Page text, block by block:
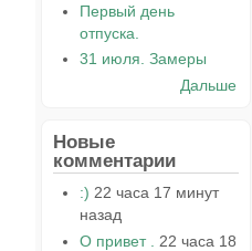
Первый день
отпуска.
31 июля. Замеры
Дальше
Новые
комментарии
:) 22 часа 17 минут
назад
О привет .
22 часа 18